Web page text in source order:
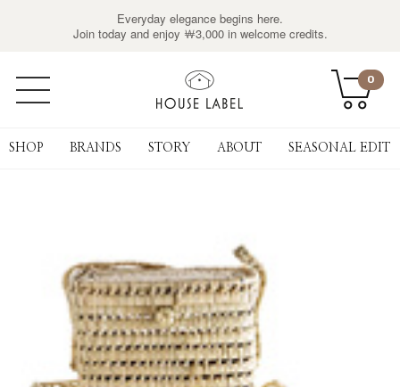
Everyday elegance begins here.
Join today and enjoy ￦3,000 in welcome credits.
0
SHOP BRANDS STORY ABOUT SEASONAL EDIT